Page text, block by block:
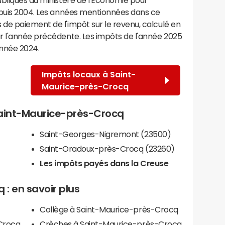
2004. Les années mentionnées dans ce
paiement de l'impôt sur le revenu, calculé en
précédente. Les impôts de l'année 2025
2024.
Impôts locaux à Saint-
Maurice-près-Crocq
Maurice-près-Crocq
Saint-Georges-Nigremont (23500)
Saint-Oradoux-près-Crocq (23260)
Les impôts payés dans la Creuse
: en savoir plus
Collège à Saint-Maurice-près-Crocq